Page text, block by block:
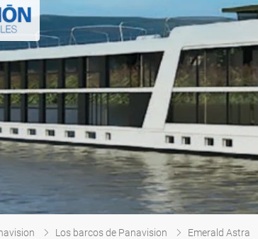
Los barcos de Panavision Emerald Astra